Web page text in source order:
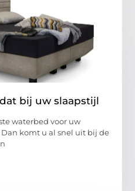
bij uw slaapstijl
waterbed voor uw
komt u al snel uit bij de